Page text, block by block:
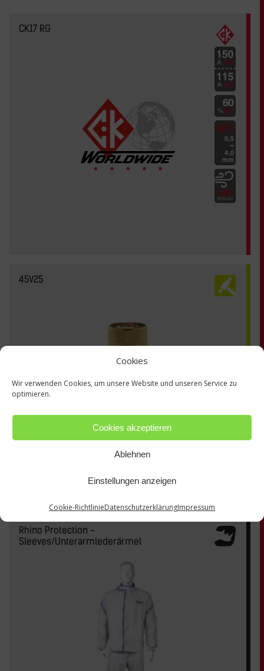
Cookies
Wir verwenden Cookies, um unsere Website und unseren Service zu
optimieren.
Cookies akzeptieren
Ablehnen
Einstellungen anzeigen
Cookie-RichtlinieDatenschutzerklärungImpressum
CK17 RG
45V25
Rhino Protection -
Sleeves/Unterarmlederärmel